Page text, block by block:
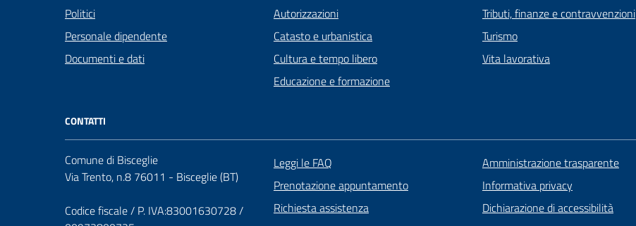
Politici
Personale dipendente
Documenti e dati
Autorizzazioni
Catasto e urbanistica
Cultura e tempo libero
Educazione e formazione
Tributi, finanze e contravvenzioni
Turismo
Vita lavorativa
CONTATTI
Comune di Bisceglie
Via Trento, n.8 76011 - Bisceglie (BT)
Codice fiscale / P. IVA:83001630728 /
Leggi le FAQ
Prenotazione appuntamento
Richiesta assistenza
Amministrazione trasparente
Informativa privacy
Dichiarazione di accessibilità